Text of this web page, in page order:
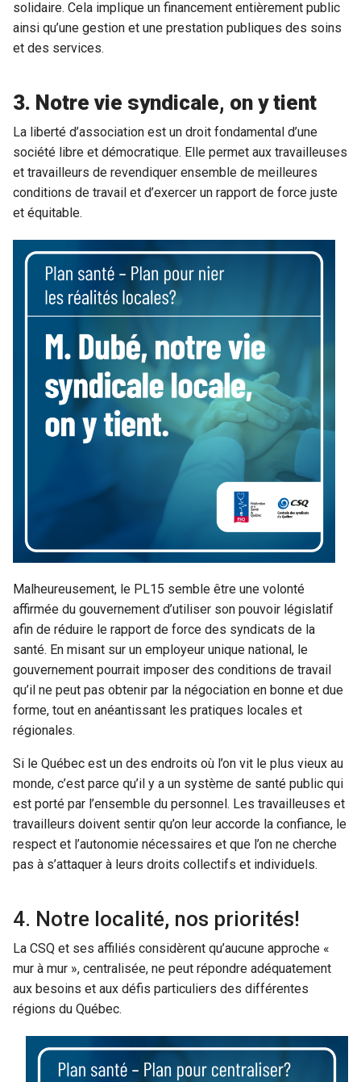
solidaire. Cela implique un financement entièrement public
ainsi qu’une gestion et une prestation publiques des soins
et des services.
3. Notre vie syndicale, on y tient
La liberté d’association est un droit fondamental d’une
société libre et démocratique. Elle permet aux travailleuses
et travailleurs de revendiquer ensemble de meilleures
conditions de travail et d’exercer un rapport de force juste
et équitable.
Malheureusement, le PL15 semble être une volonté
affirmée du gouvernement d’utiliser son pouvoir législatif
afin de réduire le rapport de force des syndicats de la
santé. En misant sur un employeur unique national, le
gouvernement pourrait imposer des conditions de travail
qu’il ne peut pas obtenir par la négociation en bonne et due
forme, tout en anéantissant les pratiques locales et
régionales.
Si le Québec est un des endroits où l’on vit le plus vieux au
monde, c’est parce qu’il y a un système de santé public qui
est porté par l’ensemble du personnel. Les travailleuses et
travailleurs doivent sentir qu’on leur accorde la confiance, le
respect et l’autonomie nécessaires et que l’on ne cherche
pas à s’attaquer à leurs droits collectifs et individuels.
4. Notre localité, nos priorités!
La CSQ et ses affiliés considèrent qu’aucune approche «
mur à mur », centralisée, ne peut répondre adéquatement
aux besoins et aux défis particuliers des différentes
régions du Québec.